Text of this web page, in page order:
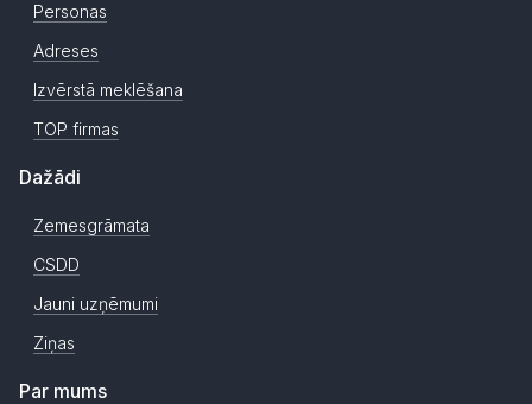
Personas
Adreses
Izvērstā meklēšana
TOP firmas
Dažādi
Zemesgrāmata
CSDD
Jauni uzņēmumi
Ziņas
Par mums